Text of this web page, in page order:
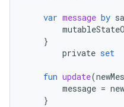
var message by
}
private set
fun update(
message =
}